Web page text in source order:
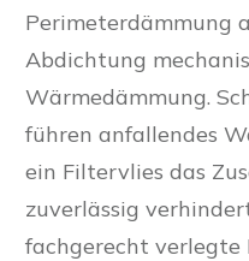
Perimeterdämmung
Abdichtung
Wärmedämmung.
führen anfallendes
ein Filtervlies das
zuverlässig
fachgerecht verlegte